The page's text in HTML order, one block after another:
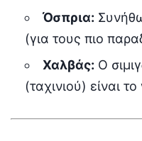
Όσπρια:
(για τους πιο
Χαλβάς: Ο
(ταχινιού) είναι